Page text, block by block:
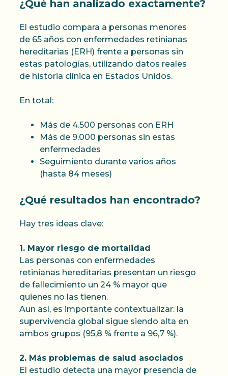
¿Qué han analizado exactamente?
El estudio compara a personas menores
de 65 años con enfermedades retinianas
hereditarias (ERH) frente a personas sin
estas patologías, utilizando datos reales
de historia clínica en Estados Unidos.
En total:
Más de 4.500 personas con ERH
Más de 9.000 personas sin estas
enfermedades
Seguimiento durante varios años
(hasta 84 meses)
¿Qué resultados han encontrado?
Hay tres ideas clave:
1. Mayor riesgo de mortalidad
Las personas con enfermedades
retinianas hereditarias presentan un riesgo
de fallecimiento un 24 % mayor que
quienes no las tienen.
Aun así, es importante contextualizar: la
supervivencia global sigue siendo alta en
ambos grupos (95,8 % frente a 96,7 %).
2. Más problemas de salud asociados
El estudio detecta una mayor presencia de